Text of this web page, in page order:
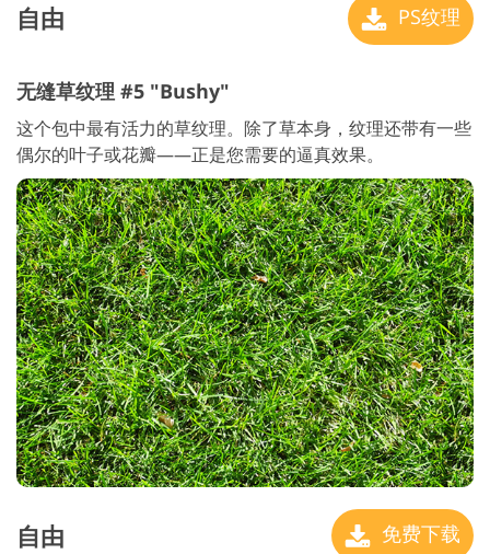
自由 PS纹理
无缝草纹理 #5 "Bushy"
这个包中最有活力的草纹理。除了草本身，纹理还带有一些
偶尔的叶子或花瓣——正是您需要的逼真效果。
自由 免费下载